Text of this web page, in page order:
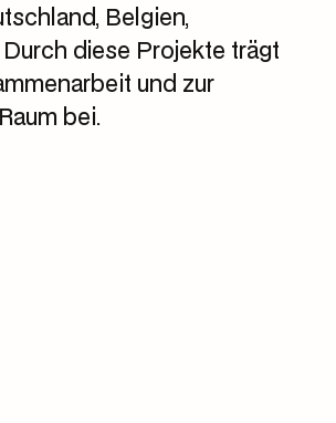
Belgien,
diese Projekte trägt
und zur
bei.